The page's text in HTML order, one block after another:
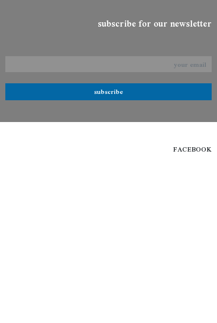
subscribe for our newsletter
subscribe
FACEBOOK